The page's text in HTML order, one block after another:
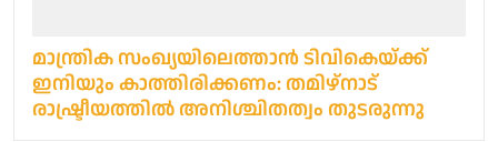
മാന്ത്രിക സംഖ്യയിലെത്താന്‍ ടിവികെയ്ക്ക്
ഇനിയും കാത്തിരിക്കണം: തമിഴ്നാട്
രാഷ്ട്രീയത്തില്‍ അനിശ്ചിതത്വം തുടരുന്നു